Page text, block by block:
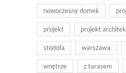
nowoczesny domek
projekt projekt
stodoła warszawa
wnętrze z tarasem